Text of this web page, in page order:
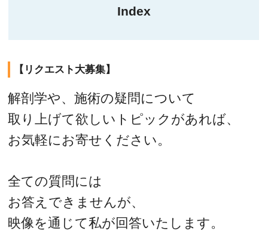
Index
【リクエスト大募集】
解剖学や、施術の疑問について
取り上げて欲しいトピックがあれば、
お気軽にお寄せください。
全ての質問には
お答えできませんが、
映像を通じて私が回答いたします。